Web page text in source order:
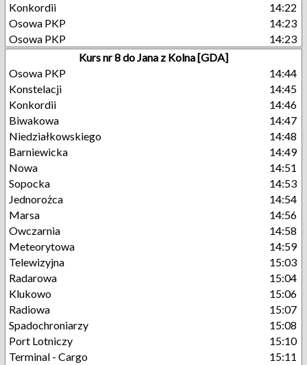
Konkordii
14:22
Osowa PKP
14:23
Osowa PKP
14:23
Kurs nr 8 do Jana z Kolna [GDA]
Osowa PKP
14:44
Konstelacji
14:45
Konkordii
14:46
Biwakowa
14:47
Niedziałkowskiego
14:48
Barniewicka
14:49
Nowa
14:51
Sopocka
14:53
Jednorożca
14:54
Marsa
14:56
Owczarnia
14:58
Meteorytowa
14:59
Telewizyjna
15:03
Radarowa
15:04
Klukowo
15:06
Radiowa
15:07
Spadochroniarzy
15:08
Port Lotniczy
15:10
Terminal - Cargo
15:11